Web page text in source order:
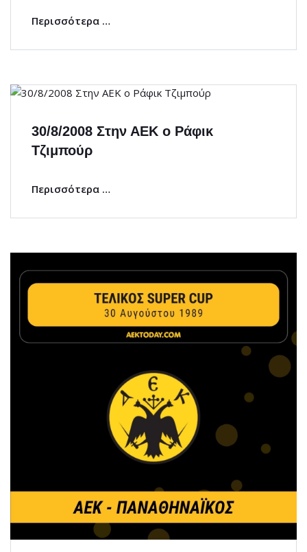
Περισσότερα …
30/8/2008 Στην ΑΕΚ ο Ράφικ
Τζιμπούρ
Περισσότερα …